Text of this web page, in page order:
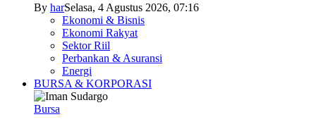
By harSelasa, 4 Agustus 2026, 07:16
Ekonomi & Bisnis
Ekonomi Rakyat
Sektor Riil
Perbankan & Asuransi
Energi
BURSA & KORPORASI
Bursa